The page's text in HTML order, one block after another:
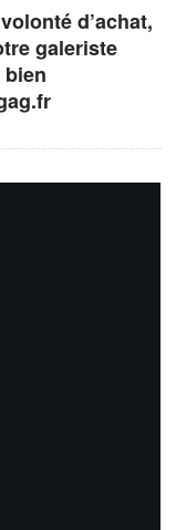
d’achat,
galeriste
bien